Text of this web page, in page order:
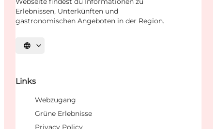
Erlebnissen, Unterkünften und
gastronomischen Angeboten in der Region.
Sprache auswählen
Links
Webzugang
Grüne Erlebnisse
Privacy Policy